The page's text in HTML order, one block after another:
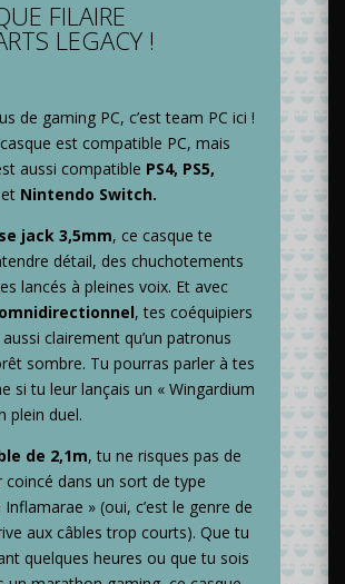
FILAIRE
LEGACY !
de gaming PC, c’est team PC ici !
est compatible PC, mais
aussi compatible PS4, PS5,
et Nintendo Switch.
jack 3,5mm, ce casque te
détail, des chuchotements
lancés à pleines voix. Et avec
, tes coéquipiers
clairement qu’un patronus
sombre. Tu pourras parler à tes
si tu leur lançais un « Wingardium
plein duel.
de 2,1m, tu ne risques pas de
dans un sort de type
» (oui, c’est le genre de
aux câbles trop courts). Que tu
quelques heures ou que tu sois